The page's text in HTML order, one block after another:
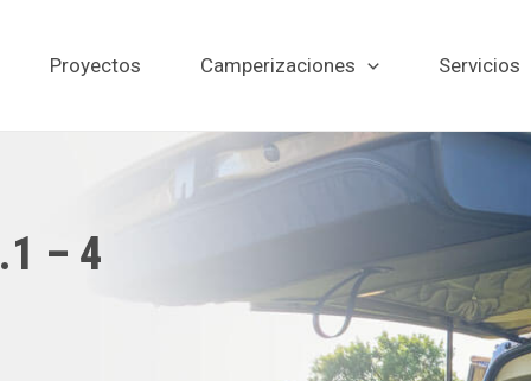
Proyectos Camperizaciones Servicios
– 4